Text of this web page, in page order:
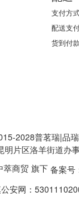
支付方
配送支
货到付
2028普茗瑞|品
片区洛羊街道办
萃商贸 旗下备案号
安网：